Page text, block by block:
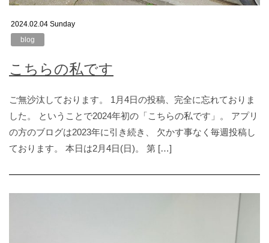
2024.02.04 Sunday
blog
こちらの私です
ご無沙汰しております。 1月4日の投稿、完全に忘れておりま
した。 ということで2024年初の「こちらの私です」。 アプリ
の方のブログは2023年に引き続き、 欠かす事なく毎週投稿し
ております。 本日は2月4日(日)。 第 […]